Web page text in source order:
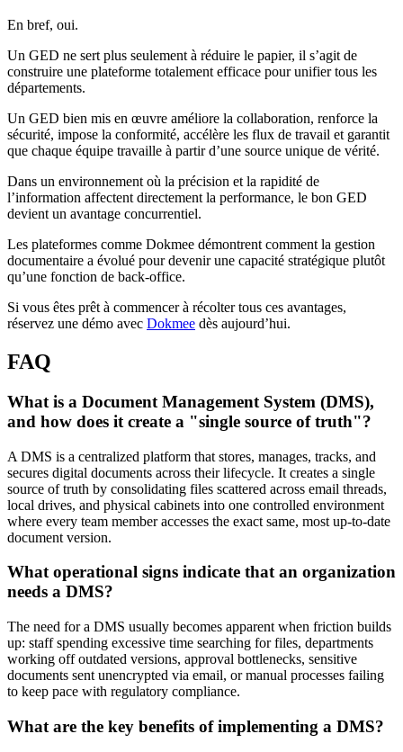
En bref, oui.
Un GED ne sert plus seulement à réduire le papier, il s’agit de
construire une plateforme totalement efficace pour unifier tous les
départements.
Un GED bien mis en œuvre améliore la collaboration, renforce la
sécurité, impose la conformité, accélère les flux de travail et garantit
que chaque équipe travaille à partir d’une source unique de vérité.
Dans un environnement où la précision et la rapidité de
l’information affectent directement la performance, le bon GED
devient un avantage concurrentiel.
Les plateformes comme Dokmee démontrent comment la gestion
documentaire a évolué pour devenir une capacité stratégique plutôt
qu’une fonction de back-office.
Si vous êtes prêt à commencer à récolter tous ces avantages,
réservez une démo avec Dokmee dès aujourd’hui.
FAQ
What is a Document Management System (DMS),
and how does it create a "single source of truth"?
A DMS is a centralized platform that stores, manages, tracks, and
secures digital documents across their lifecycle. It creates a single
source of truth by consolidating files scattered across email threads,
local drives, and physical cabinets into one controlled environment
where every team member accesses the exact same, most up-to-date
document version.
What operational signs indicate that an organization
needs a DMS?
The need for a DMS usually becomes apparent when friction builds
up: staff spending excessive time searching for files, departments
working off outdated versions, approval bottlenecks, sensitive
documents sent unencrypted via email, or manual processes failing
to keep pace with regulatory compliance.
What are the key benefits of implementing a DMS?